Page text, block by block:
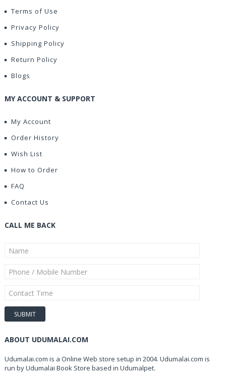
Terms of Use
Privacy Policy
Shipping Policy
Return Policy
Blogs
MY ACCOUNT & SUPPORT
My Account
Order History
Wish List
How to Order
FAQ
Contact Us
CALL ME BACK
ABOUT UDUMALAI.COM
Udumalai.com is a Online Web store setup in 2004. Udumalai.com is
run by Udumalai Book Store based in Udumalpet.